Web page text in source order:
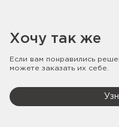
Хочу так же
Если вам понравились
можете заказать их себе.